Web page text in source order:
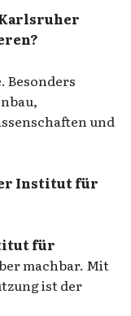
Karlsruher
Besonders
und
Institut für
für
machbar. Mit
ist der